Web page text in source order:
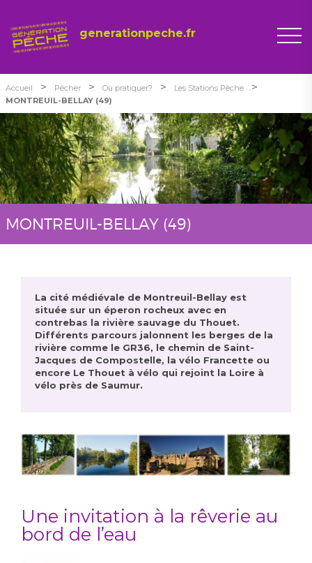
generationpeche.fr
Accueil > Pêcher > Où pratiquer? > Les Stations Pêche >
MONTREUIL-BELLAY (49)
MONTREUIL-BELLAY (49)
La cité médiévale de Montreuil-Bellay est
située sur un éperon rocheux avec en
contrebas la rivière sauvage du Thouet.
Différents parcours jalonnent les berges de la
rivière comme le GR36, le chemin de Saint-
Jacques de Compostelle, la vélo Francette ou
encore Le Thouet à vélo qui rejoint la Loire à
vélo près de Saumur.
Une invitation à la rêverie au
bord de l’eau